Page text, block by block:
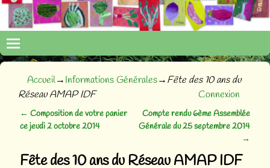
Accueil→Informations Générales→Fête des 10 ans du
Réseau AMAP IDF
Connexion
Navigation des articles
← Composition de votre panier
ce jeudi 2 octobre 2014
Compte rendu 6ème Assemblée
Générale du 25 septembre 2014
→
Fête des 10 ans du Réseau AMAP IDF